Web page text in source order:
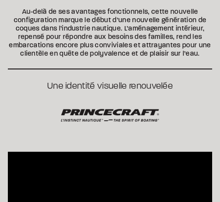
Au-delà de ses avantages fonctionnels, cette nouvelle
configuration marque le début d’une nouvelle génération de
coques dans l’industrie nautique. L’aménagement intérieur,
repensé pour répondre aux besoins des familles, rend les
embarcations encore plus conviviales et attrayantes pour une
clientèle en quête de polyvalence et de plaisir sur l’eau.
Une identité visuelle renouvelée